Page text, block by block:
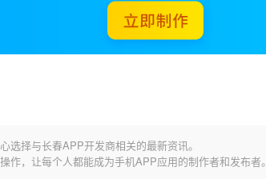
择与长春APP开发商相关的最新资讯。
，让每个人都能成为手机APP应用的制作者和发布者。